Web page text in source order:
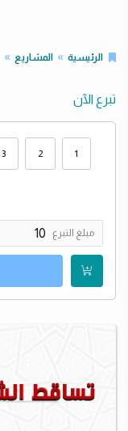
الرئيسية المشاريع
تبرع الآن
1
2
3
مبلغ التبرع